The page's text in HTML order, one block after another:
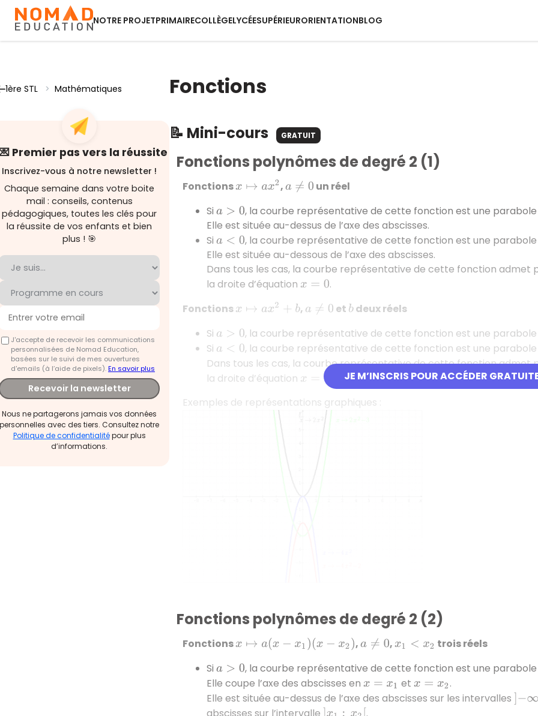
NOTRE PROJETPRIMAIRECOLLÈGELYCÉESUPÉRIEURORIENTATIONBLOG
1ère STL > Mathématiques
Premier pas vers la réussite
Inscrivez-vous à notre newsletter !
Chaque semaine dans votre boite
mail : conseils, contenus
pédagogiques, toutes les clés pour
la réussite de vos enfants et bien
plus ! 🎯
J'accepte de recevoir les communications
personnalisées de Nomad Education,
basées sur le suivi de mes ouvertures
d'emails (à l’aide de pixels).En savoir plus
Recevoir la newsletter
Nous ne partagerons jamais vos données
personnelles avec des tiers. Consultez notre
Politique de confidentialitépour plus
d’informations.
Fonctions
📝 Mini-cours GRATUIT
JE M’INSCRIS POUR ACCÉDER
Fonctions polynômes de degré 2 (1)
Fonctionsx↦ax 2 ,a≠0
un réel
Si a>0
, la courbe représentative de cette fonction est une
Elle est située au-dessus de l’axe des abscisses.
Si a<0
, la courbe représentative de cette fonction est une
Elle est située au-dessous de l’axe des abscisses.
Dans tous les cas, la courbe représentative de cette fonction admet
la droite d’équation x=0
.
Fonctionsx↦ x 2+b , a ≠0 et bdeux réels
Si a>0
, la courbe représentative de cette fonction est une
Si a< 0
, la courbe représentative de cette fonction est une
Dans tous les cas, la courbe représentative de cette fonction admet
la droite d’équation x=
Exemples de représentations graphiques :
Fonctions polynômes de degré 2 (2)
Fonctionsx↦a( x−x1) (x−x2 ) ,a≠0 ,x1< x2
trois réels
Si a>0
, la courbe représentative de cette fonction est une
Elle coupe l’axe des abscisses en x=x1 etx=x2
.
Elle est située au-dessus de l’axe des abscisses sur les intervalles −∞;x
abscisses sur l’intervalle
.